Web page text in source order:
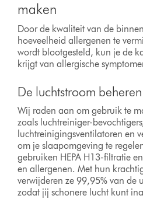
maken
Door de kwaliteit van de
hoeveelheid allergenen te
wordt blootgesteld, kun je de
krijgt van allergische
De luchtstroom beheren
Wij raden aan om gebruik te
zoals luchtreiniger-
luchtreinigingsventilatoren en
om je slaapomgeving te
gebruiken HEPA H13-filtratie
en allergenen. Met hun
verwijderen ze 99,95% van de
zodat jij schonere lucht kunt